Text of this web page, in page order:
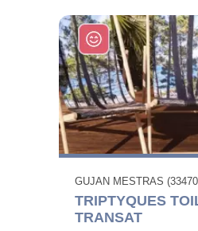
GUJAN MESTRAS
TRIPTYQUES
TRANSAT